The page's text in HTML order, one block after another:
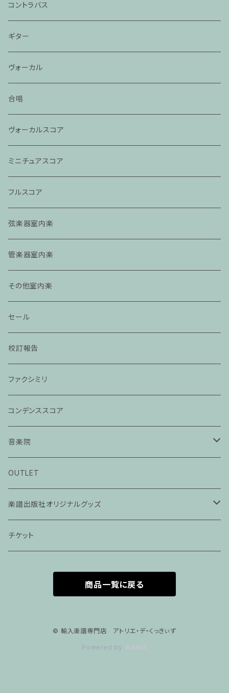
コントラバス
ギター
ヴォーカル
合唱
ヴォーカルスコア
ミニチュアスコア
フルスコア
弦楽器室内楽
管楽器室内楽
その他室内楽
セール
校訂報告
ファクシミリ
コンデンススコア
音楽院
ピアノ科３０分レッスン
ピアノ科４５分レッスン
家族割プラン
家族割適用プラン2
声楽ピアノ４５分レッスン
ヴァイオリンピアノ６０分レッスン
OUTLET
楽譜出版社オリジナルグッズ
アパレル
チケット
商品一覧に戻る
© 輸入楽譜専門店 アトリエ・デ・くっきぃず
Powered by